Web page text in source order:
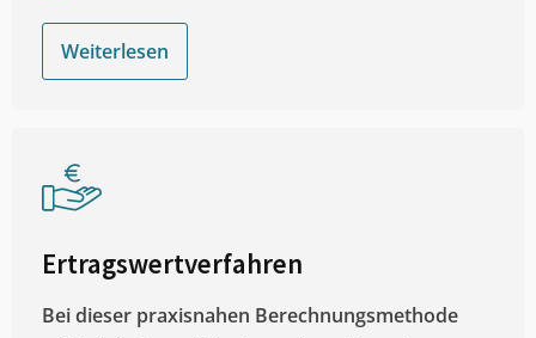
Weiterlesen
Ertragswertverfahren
Bei dieser praxisnahen Berechnungsmethode